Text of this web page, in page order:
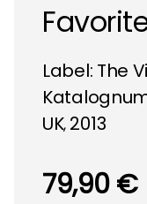
Label: The
UK, 2013
79,90 €